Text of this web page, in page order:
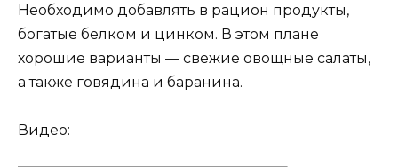
Необходимо добавлять в рацион продукты,
богатые белком и цинком. В этом плане
хорошие варианты — свежие овощные салаты,
а также говядина и баранина.
Видео: